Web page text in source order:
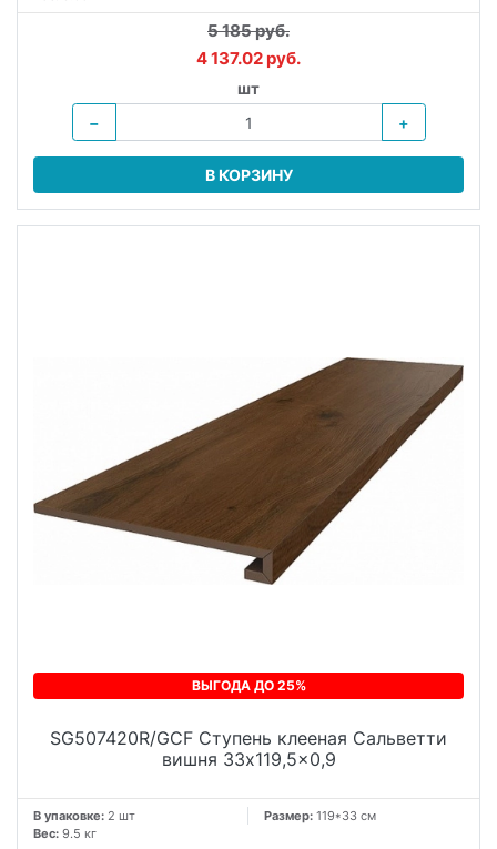
5 185 руб.
4 137.02 руб.
шт
−
+
В КОРЗИНУ
ВЫГОДА ДО 25%
SG507420R/GCF Ступень клееная Сальветти
вишня 33x119,5x0,9
В упаковке: 2 шт Размер: 119*33 см
Вес: 9.5 кг